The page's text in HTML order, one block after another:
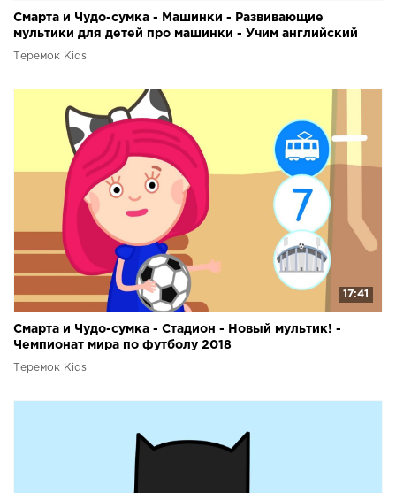
Смарта и Чудо-сумка - Машинки - Развивающие
мультики для детей про машинки - Учим английский
Теремок Kids
17:41
Смарта и Чудо-сумка - Стадион - Новый мультик! -
Чемпионат мира по футболу 2018
Теремок Kids